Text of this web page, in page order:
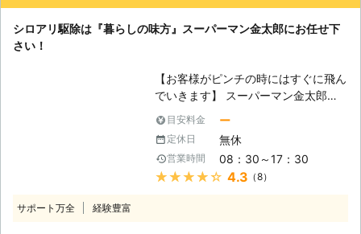
ている駆除法においても、数々の現場
をこなして来たことに寄る自信があり
い】 シロアリが発生しているかどう
かを、慣れていない方が見ても判別す
るのは大変難しいです。シロアリは基
本的に、人の目に触れないように木材
の中にトンネルを作りつつ被害範囲を
広げていきます。だからこそ、きちん
とシロアリの知識がある業者による調
北海道 函館市 2016年12月15日
シロアリ駆除は『暮らしの味方』スーパーマン金太郎にお任せ下
さい！
【お客様がピンチの時にはすぐに飛ん
でいきます】 スーパーマン金太郎は
長年お客様のお困りごとに対応してま
いりました。 車の買取はもちろん、
リフォームや外構工事まで様々なこと
を行い、そのノウハウを活かしたハイ
クオリティーなシロアリ駆除を行って
目安料金 ー
定休日 無休
営業時間 08：30～17：30
★★★★★ 4.3 （8）
サポート万全 経験豊富